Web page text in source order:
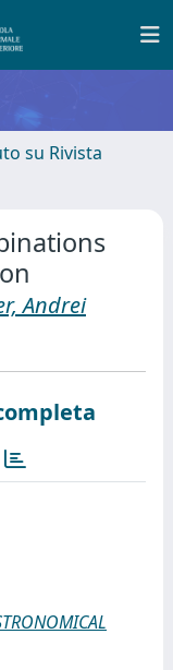
su Rivista
Andrei